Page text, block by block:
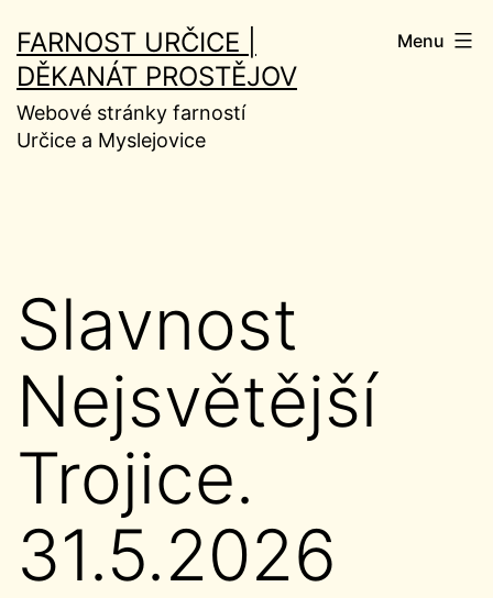
obsahu
FARNOST URČICE |
DĚKANÁT PROSTĚJOV
Webové stránky farností
Určice a Myslejovice
Menu
Slavnost
Nejsvětější
Trojice.
31.5.2026